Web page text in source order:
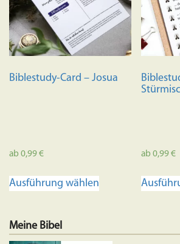
Biblestudy-Card – Josua
ab 0,99€
Ausführung wählen
Varianten
ab0,99€
Meine Bibel